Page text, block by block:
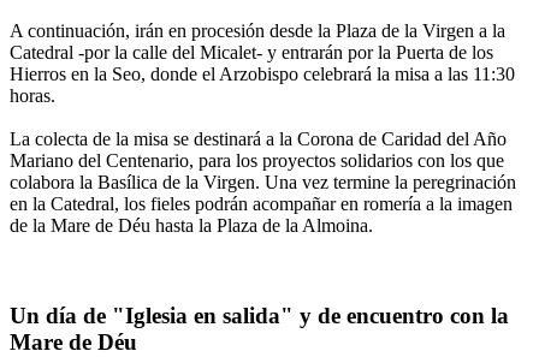
A continuación, irán en procesión desde la Plaza de la Virgen a la
Catedral -por la calle del Micalet- y entrarán por la Puerta de los
Hierros en la Seo, donde el Arzobispo celebrará la misa a las 11:30
horas.
La colecta de la misa se destinará a la Corona de Caridad del Año
Mariano del Centenario, para los proyectos solidarios con los que
colabora la Basílica de la Virgen. Una vez termine la peregrinación
en la Catedral, los fieles podrán acompañar en romería a la imagen
de la Mare de Déu hasta la Plaza de la Almoina.
Un día de "Iglesia en salida" y de encuentro con la
Mare de Déu